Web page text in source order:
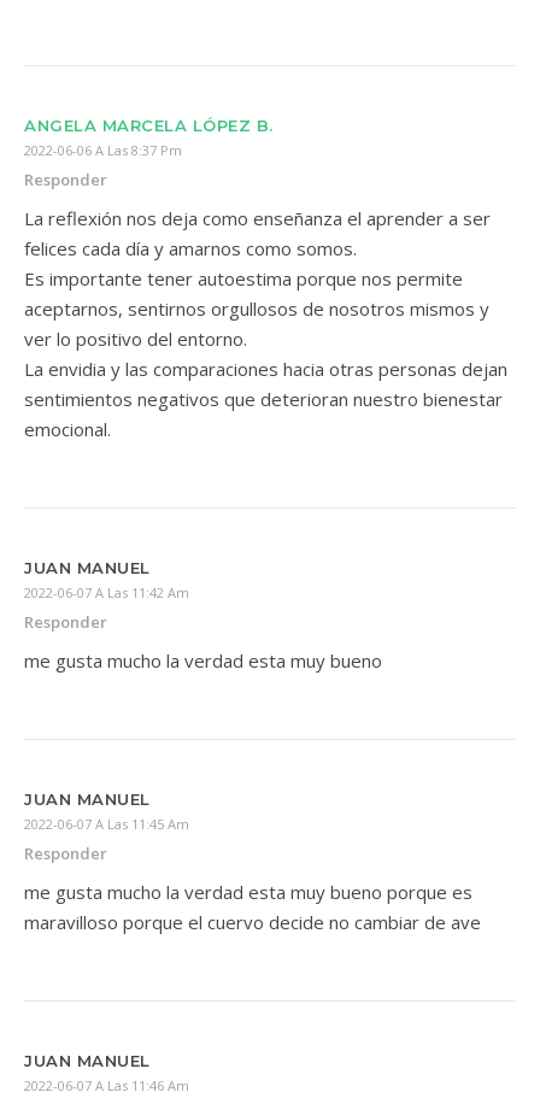
ANGELA MARCELA LÓPEZ B.
2022-06-06 A Las 8:37 Pm
Responder
La reflexión nos deja como enseñanza el aprender a ser
felices cada día y amarnos como somos.
Es importante tener autoestima porque nos permite
aceptarnos, sentirnos orgullosos de nosotros mismos y
ver lo positivo del entorno.
La envidia y las comparaciones hacia otras personas dejan
sentimientos negativos que deterioran nuestro bienestar
emocional.
JUAN MANUEL
2022-06-07 A Las 11:42 Am
Responder
me gusta mucho la verdad esta muy bueno
JUAN MANUEL
2022-06-07 A Las 11:45 Am
Responder
me gusta mucho la verdad esta muy bueno porque es
maravilloso porque el cuervo decide no cambiar de ave
JUAN MANUEL
2022-06-07 A Las 11:46 Am